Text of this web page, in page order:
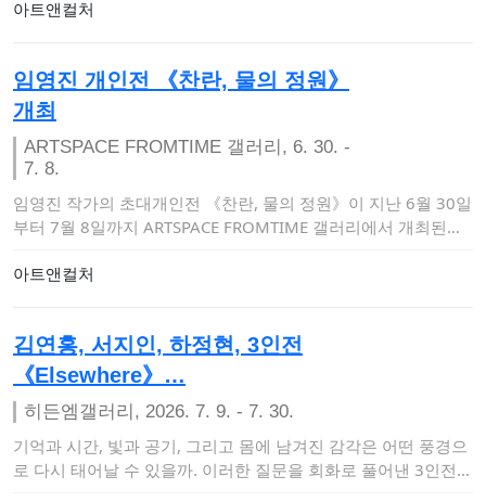
아트앤컬처
임영진 개인전 《찬란, 물의 정원》
개최
ARTSPACE FROMTIME 갤러리, 6. 30. -
7. 8.
임영진 작가의 초대개인전 《찬란, 물의 정원》이 지난 6월 30일
부터 7월 8일까지 ARTSPACE FROMTIME 갤러리에서 개최된
아트앤컬처
김연홍, 서지인, 하정현, 3인전
《Elsewhere》…
히든엠갤러리, 2026. 7. 9. - 7. 30.
기억과 시간, 빛과 공기, 그리고 몸에 남겨진 감각은 어떤 풍경으
로 다시 태어날 수 있을까. 이러한 질문을 회화로 풀어낸 3인전